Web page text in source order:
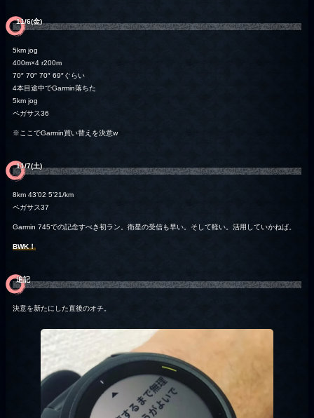
11/6(金)
5km jog
400m×4 r200m
70″ 70″ 70″ 69″ぐらい
4本目途中でGarmin落ちた
5km jog
ペガサス36
※ここでGarmin買い替えを決意w
11/7(土)
8km 43’02 5’21/km
ペガサス37
Garmin 745での記念すべき初ラン。衛星の受信も早い。そして軽い。活用していかねば。
BWK！
追記
決意を新たにした直後のオチ。